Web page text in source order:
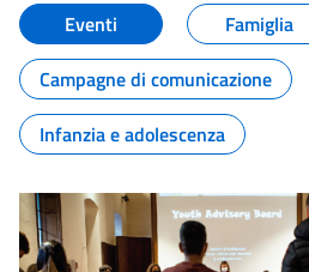
Eventi
Famiglia
Campagne di comunicazione
Infanzia e adolescenza